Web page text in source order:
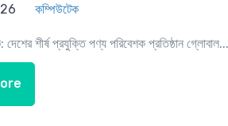
কম্পিউটেক
শীর্ষ প্রযুক্তি পণ্য পরিবেশক প্রতিষ্ঠান গ্লোবাল...